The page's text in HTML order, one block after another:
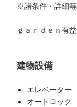
※諸条件・詳細等
ｇａｒｄｅｎ有
建物設備
エレベーター
オートロック